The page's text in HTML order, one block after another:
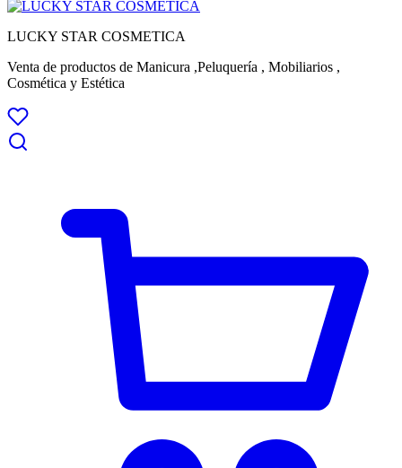
LUCKY STAR COSMETICA
Venta de productos de Manicura ,Peluquería , Mobiliarios ,
Cosmética y Estética